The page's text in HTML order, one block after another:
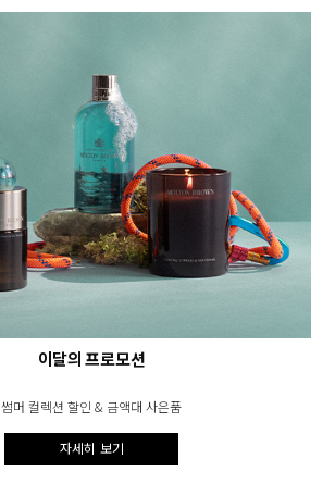
이달의 프로모션
썸머 컬렉션 할인 & 금액대 사은품
자세히 보기